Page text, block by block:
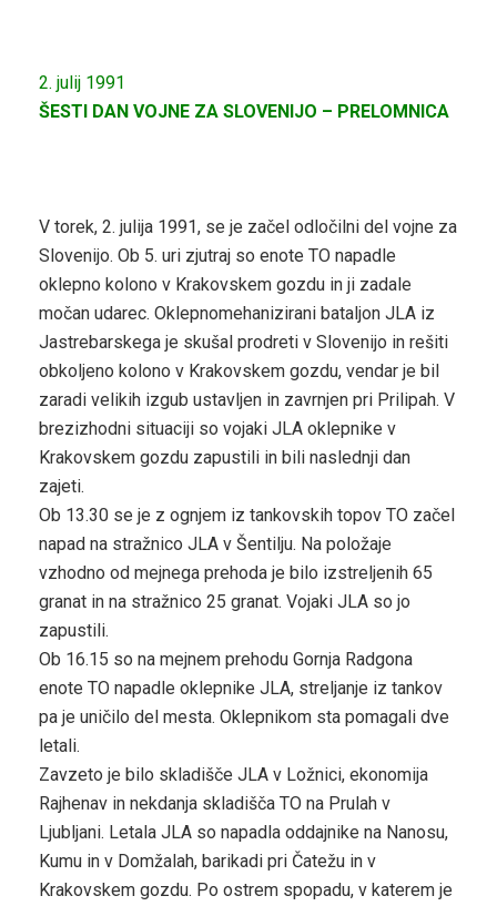
2. julij 1991
ŠESTI DAN VOJNE ZA SLOVENIJO – PRELOMNICA
V torek, 2. julija 1991, se je začel odločilni del vojne za
Slovenijo. Ob 5. uri zjutraj so enote TO napadle
oklepno kolono v Krakovskem gozdu in ji zadale
močan udarec. Oklepnomehanizirani bataljon JLA iz
Jastrebarskega je skušal prodreti v Slovenijo in rešiti
obkoljeno kolono v Krakovskem gozdu, vendar je bil
zaradi velikih izgub ustavljen in zavrnjen pri Prilipah. V
brezizhodni situaciji so vojaki JLA oklepnike v
Krakovskem gozdu zapustili in bili naslednji dan
zajeti.
Ob 13.30 se je z ognjem iz tankovskih topov TO začel
napad na stražnico JLA v Šentilju. Na položaje
vzhodno od mejnega prehoda je bilo izstreljenih 65
granat in na stražnico 25 granat. Vojaki JLA so jo
zapustili.
Ob 16.15 so na mejnem prehodu Gornja Radgona
enote TO napadle oklepnike JLA, streljanje iz tankov
pa je uničilo del mesta. Oklepnikom sta pomagali dve
letali.
Zavzeto je bilo skladišče JLA v Ložnici, ekonomija
Rajhenav in nekdanja skladišča TO na Prulah v
Ljubljani. Letala JLA so napadla oddajnike na Nanosu,
Kumu in v Domžalah, barikadi pri Čatežu in v
Krakovskem gozdu. Po ostrem spopadu, v katerem je